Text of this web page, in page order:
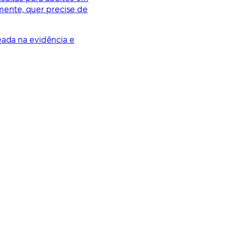
quer precise de
na evidência e